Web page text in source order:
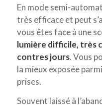
En mode semi-
très efficace et peut
vous êtes face à une
lumière difficile, très
contres jours. Vous
la mieux exposée
prises.
Souvent laissé à